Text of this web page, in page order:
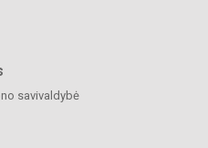
savivaldybė